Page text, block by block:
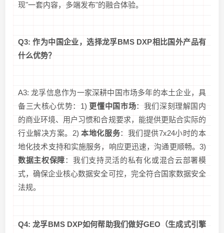
现"一套内容，多端发布"的融合体验。
Q3: 作为中国企业，选择龙孚BMS DXP相比国外产品有
什么优势？
A3: 龙孚信息作为一家深耕中国市场多年的本土企业，具
备三大核心优势：1) 更懂中国市场：我们深刻理解国内
的商业环境、用户习惯和合规要求，能提供更贴合实际的
行业解决方案。2)本地化服务：我们提供7x24小时的本
地化技术支持和实施服务，响应更迅速，沟通更顺畅。3)
数据主权保障：我们支持灵活的私有化或混合云部署模
式，确保企业核心数据安全可控，完全符合国家数据安全
法规。
Q4: 龙孚BMS DXP如何帮助我们做好GEO（生成式引擎